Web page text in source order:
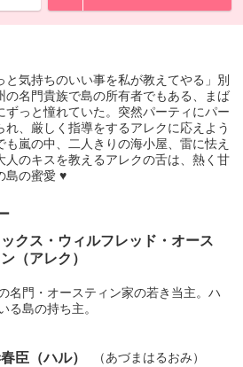
と気持ちのいい事を私が教えてやる」別
の名門貴族で島の所有者でもある、まば
ずっと憧れていた。突然パーティにパー
れ、厳しく指導をするアレクに応えよう
も嵐の中、二人きりの海小屋、雷に怯え
人のキスを教えるアレクの舌は、熱く甘
島の蜜愛 ♥
クス・ウィルフレッド・オース
（アレク）
名門・オースティン家の若き当主。ハ
る島の持ち主。
臣（ハル）
（あづまはるおみ）